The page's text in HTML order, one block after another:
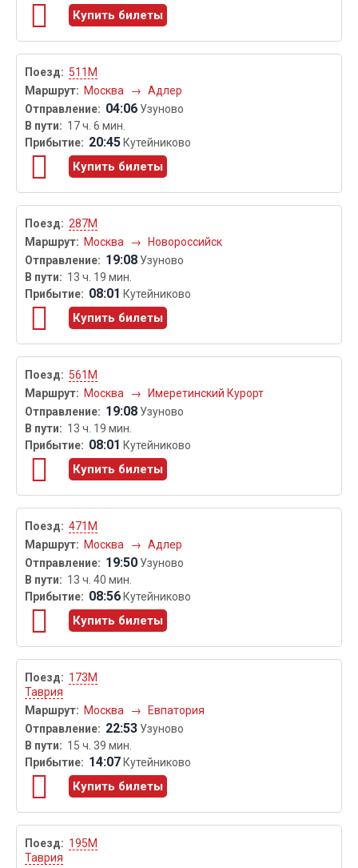
Купить билеты
511М
Москва
→ Адлер
04:06 Узуново
17 ч. 6 мин.
20:45 Кутейниково
Купить билеты
287М
Москва
→ Новороссийск
19:08 Узуново
13 ч. 19 мин.
08:01 Кутейниково
Купить билеты
561М
Москва
→ Имеретинский Курорт
19:08 Узуново
13 ч. 19 мин.
08:01 Кутейниково
Купить билеты
471М
Москва
→ Адлер
19:50 Узуново
13 ч. 40 мин.
08:56 Кутейниково
Купить билеты
173М
Таврия
Москва
→ Евпатория
22:53 Узуново
15 ч. 39 мин.
14:07 Кутейниково
Купить билеты
195М
Таврия